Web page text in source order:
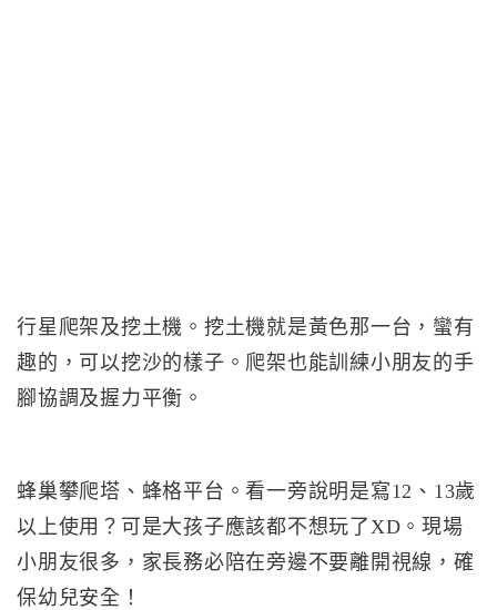
行星爬架及挖土機。挖土機就是黃色那一台，蠻有
趣的，可以挖沙的樣子。爬架也能訓練小朋友的手
腳協調及握力平衡。
蜂巢攀爬塔、蜂格平台。看一旁說明是寫12、13歲
以上使用？可是大孩子應該都不想玩了XD。現場
小朋友很多，家長務必陪在旁邊不要離開視線，確
保幼兒安全！